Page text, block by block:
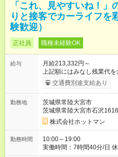
「これ、見やすいね！
りと接客でカーライフを
験歓迎）
正社員 職種未経験OK
給与
月給213,332円～
上記額にはみなし残業代
ます。 みなし残業代
時間／月 上記額には開店
す。 【試用期間】試用期間あり 試用期間の長さ：3ヶ月 雇用形
態、給与は本採用時と同じ
交通費別途支給あり
勤務地
茨城県常陸大宮市
茨城県常陸大宮市石沢1616
株式会社ホットマン
勤務時間
10:00～19:00
実働時間：7時間40分/日